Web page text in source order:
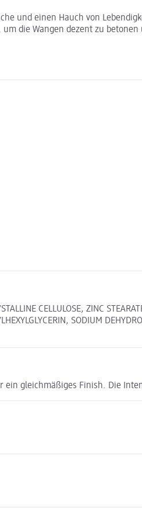
und einen Hauch von
die Wangen dezent zu
CELLULOSE, ZINC
SODIUM
gleichmäßiges Finish. Die